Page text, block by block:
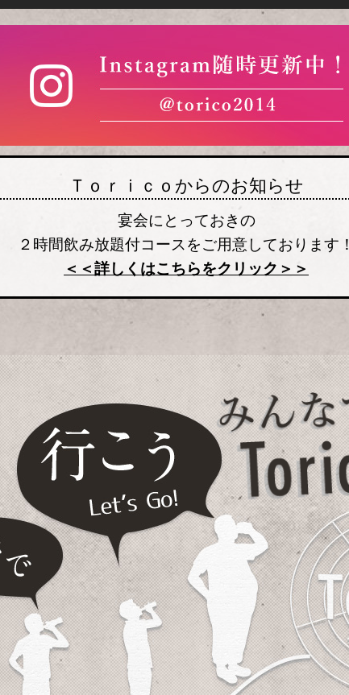
Ｔｏｒｉｃｏからのお知らせ
宴会にとっておきの
２時間飲み放題付コースをご用意しております！
＜＜詳しくはこちらをクリック＞＞